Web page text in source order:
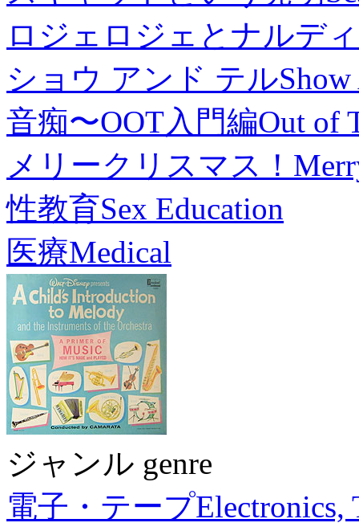
ロジェロジェとナルデ
ショウ アンド テル
音痴〜OOT入門編Out of
メリークリスマス！
性教育Sex Education
医療Medical
ジャンル genre
電子・テープElectronics,